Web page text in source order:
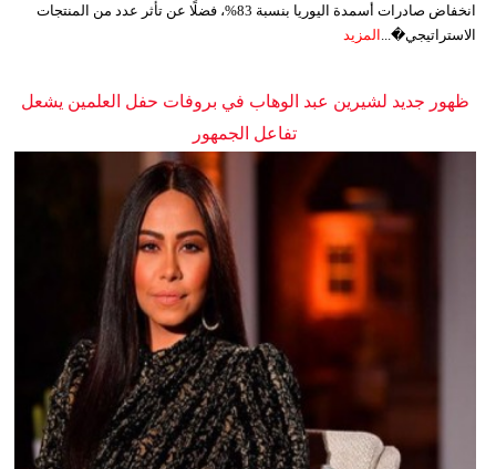
انخفاض صادرات أسمدة اليوريا بنسبة 83%، فضلًا عن تأثر عدد من المنتجات
الاستراتيجي�... المزيد
ظهور جديد لشيرين عبد الوهاب في بروفات حفل العلمين يشعل
تفاعل الجمهور